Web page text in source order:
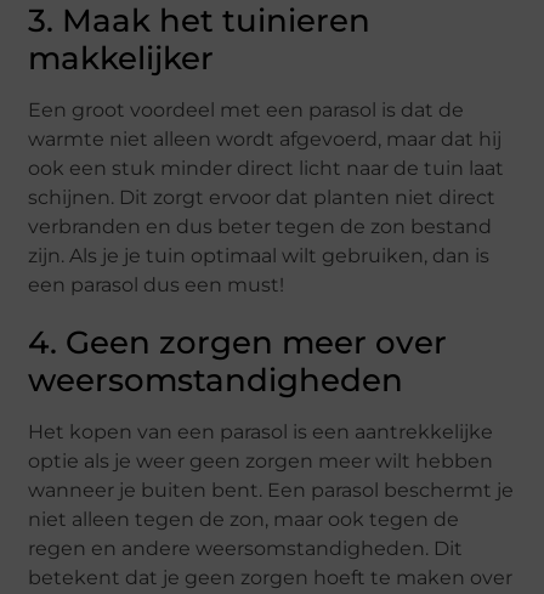
3. Maak het tuinieren
makkelijker
Een groot voordeel met een parasol is dat de
warmte niet alleen wordt afgevoerd, maar dat hij
ook een stuk minder direct licht naar de tuin laat
schijnen. Dit zorgt ervoor dat planten niet direct
verbranden en dus beter tegen de zon bestand
zijn. Als je je tuin optimaal wilt gebruiken, dan is
een parasol dus een must!
4. Geen zorgen meer over
weersomstandigheden
Het kopen van een parasol is een aantrekkelijke
optie als je weer geen zorgen meer wilt hebben
wanneer je buiten bent. Een parasol beschermt je
niet alleen tegen de zon, maar ook tegen de
regen en andere weersomstandigheden. Dit
betekent dat je geen zorgen hoeft te maken over